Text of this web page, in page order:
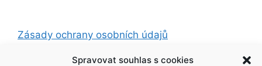
Zásady ochrany osobních údajů
Zásady cookies (EU)
Spravovat souhlas s cookies